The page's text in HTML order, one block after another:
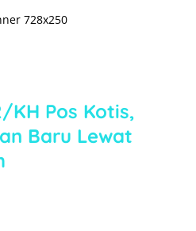
KH Pos Kotis,
Baru Lewat